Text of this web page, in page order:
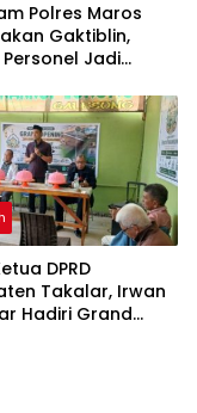
Polres Maros
Gaktiblin,
Personel Jadi
DPRD
Takalar, Irwan
Hadiri Grand